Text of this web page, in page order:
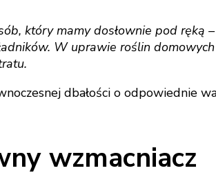
który mamy dosłownie pod ręką
W uprawie roślin
dbałości o odpowiednie
wzmacniacz